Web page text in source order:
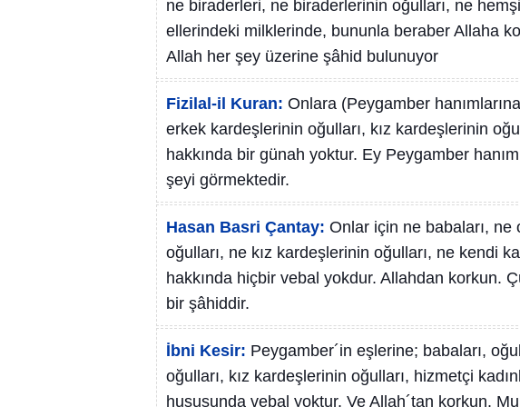
ne biraderleri, ne biraderlerinin oğulları, ne
ellerindeki milklerinde, bununla beraber Allaha
Allah her şey üzerine şâhid bulunuyor
Fizilal-il Kuran: Onlara (Peygamber
erkek kardeşlerinin oğulları, kız kardeşlerinin
hakkında bir günah yoktur. Ey Peygamber
şeyi görmektedir.
Hasan Basri Çantay: Onlar için ne babaları, ne
oğulları, ne kız kardeşlerinin oğulları, ne kendi
hakkında hiçbir vebal yokdur. Allahdan korkun.
bir şâhiddir.
İbni Kesir: Peygamber´in eşlerine; babaları,
oğulları, kız kardeşlerinin oğulları, hizmetçi
hususunda vebal yoktur. Ve Allah´tan korkun.